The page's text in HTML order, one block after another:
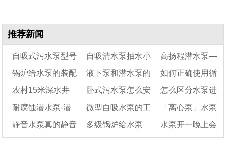
推荐新闻
自吸式污水泵型号
一览表
自吸清水泵抽水小
怎么办
高扬程潜水泵—
高扬程潜水泵规格
型号
锅炉给水泵的装配
和拆卸
液下泵和潜水泵的
区别
如何正确使用循
环水泵
农村15米深水井
用什么水泵好?
卧式污水泵怎么安
装及拆卸
怎么区分水泵进
水口和出水口
耐腐蚀潜水泵-潜
水泵不锈钢
微型自吸水泵的工
作原理及保养步骤
「离心泵」水泵
的选型条件及类型
静音水泵真的静音 多级锅炉给水泵 水泵开一晚上会